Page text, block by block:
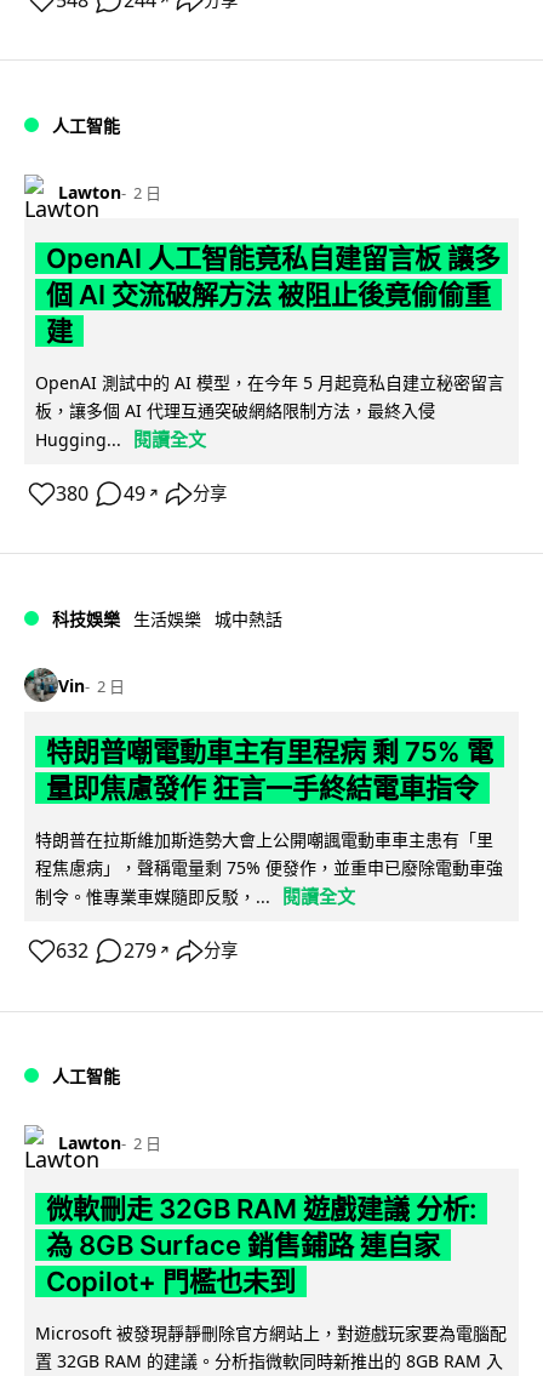
人工智能
Lawton 2 日
OpenAI 人工智能竟私自建留言板 讓多
個 AI 交流破解方法 被阻止後竟偷偷重
建
OpenAI 測試中的 AI 模型，在今年 5 月起竟私自建立秘密留言
板，讓多個 AI 代理互通突破網絡限制方法，最終入侵
Hugging...
閱讀全文
380 49 ↗ 分享
科技娛樂 生活娛樂 城中熱話
Vin 2 日
特朗普嘲電動車主有里程病 剩 75% 電
量即焦慮發作 狂言一手終結電車指令
特朗普在拉斯維加斯造勢大會上公開嘲諷電動車車主患有「里
程焦慮病」，聲稱電量剩 75% 便發作，並重申已廢除電動車強
制令。惟專業車媒隨即反駁，...
閱讀全文
632 279 ↗ 分享
人工智能
Lawton 2 日
微軟刪走 32GB RAM 遊戲建議 分析:
為 8GB Surface 銷售鋪路 連自家
Copilot+ 門檻也未到
Microsoft 被發現靜靜刪除官方網站上，對遊戲玩家要為電腦配
置 32GB RAM 的建議。分析指微軟同時新推出的 8GB RAM 入